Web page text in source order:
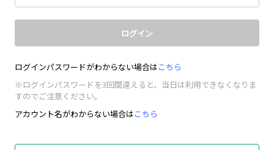
ログイン
ログインパスワードがわからない場合はこちら
※ログインパスワードを3回間違えると、当日は利用できなくなりま
すのでご注意ください。
アカウント名がわからない場合はこちら